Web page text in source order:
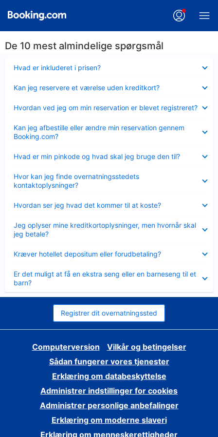
De 10 mest almindelige spørgsmål
Hvad er inkluderet i prisen?
Kan jeg reservere et værelse uden kreditkort?
Hvordan ved jeg om min reservation er blevet registreret?
Kan jeg afbestille eller ændre min reservation gennem
Booking.com?
Hvad er min pinkode og hvad skal jeg bruge den til?
Hvor kan jeg finde overnatningsstedets
kontaktoplysninger?
Hvordan ser jeg hvad det kommer til at koste?
Jeg oplyser mine kreditkortoplysninger, men hvornår skal
jeg betale?
Kræver hotellet depositum eller forudbetaling?
Er det muligt at få en ekstra seng eller en barneseng til et
barn?
Registrer dit overnatningssted
Computerversion
Vilkår og betingelser
Sådan fungerer vores tjenester
Erklæring om databeskyttelse
Administrer indstillinger for cookies
Administrer personlige anbefalinger
Erklæring om moderne slaveri
Erklæring om menneskerettigheder